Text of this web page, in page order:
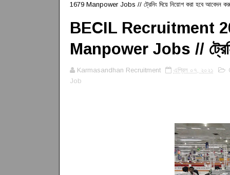
1679 Manpower Jobs // ট্রেনিং দিয়ে নিয়োগ করা হবে আবেদন
BECIL Recruitment
Manpower Jobs //
Karmasandhan Recruitment এপ্রিল ০৭, ২০২১
Job